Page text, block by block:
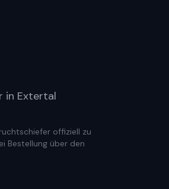
in Extertal
offiziell zu
Bestellung über den